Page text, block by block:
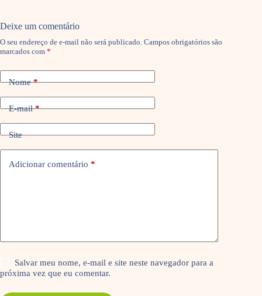
Deixe um comentário
O seu endereço de e-mail não será publicado. Campos obrigatórios são
marcados com *
Nome*
E-mail*
Site
Adicionar comentário *
Salvar meu nome, e-mail e site neste navegador para a
próxima vez que eu comentar.